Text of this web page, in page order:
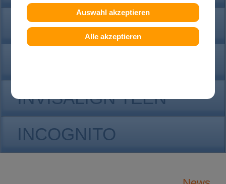
Auswahl akzeptieren
Alle akzeptieren
KONTAKT
INVISALIGN TEEN
INCOGNITO